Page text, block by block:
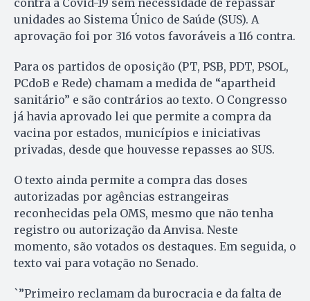
unidades ao Sistema Único de Saúde (SUS). A
aprovação foi por 316 votos favoráveis a 116 contra.
Para os partidos de oposição (PT, PSB, PDT, PSOL,
PCdoB e Rede) chamam a medida de “apartheid
sanitário” e são contrários ao texto. O Congresso
já havia aprovado lei que permite a compra da
vacina por estados, municípios e iniciativas
privadas, desde que houvesse repasses ao SUS.
O texto ainda permite a compra das doses
autorizadas por agências estrangeiras
reconhecidas pela OMS, mesmo que não tenha
registro ou autorização da Anvisa. Neste
momento, são votados os destaques. Em seguida, o
texto vai para votação no Senado.
`”Primeiro reclamam da burocracia e da falta de